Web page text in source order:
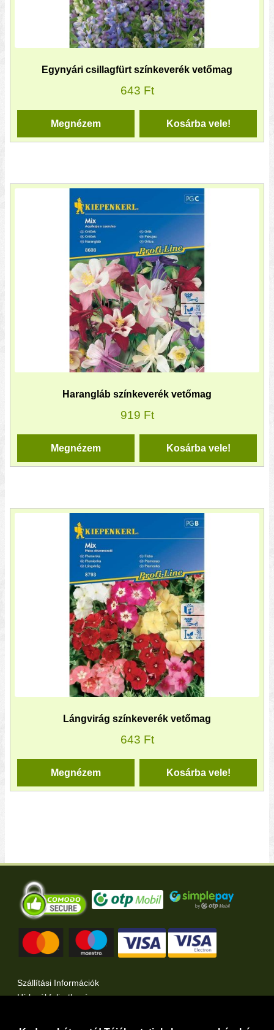
Egynyári csillagfürt színkeverék vetőmag
643 Ft
Kosárba vele!
Megnézem
Harangláb színkeverék vetőmag
919 Ft
Kosárba vele!
Megnézem
Lángvirág színkeverék vetőmag
643 Ft
Kosárba vele!
Megnézem
Szállítási Információk
Hírlevél feliratkozás